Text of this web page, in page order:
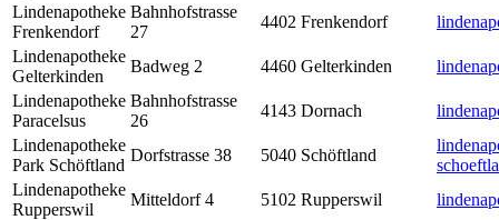
Lindenapotheke
Frenkendorf
Bahnhofstrasse
27
4402 Frenkendorf
Lindenapotheke
Gelterkinden
Badweg 2 4460 Gelterkinden
Lindenapotheke
Paracelsus
Bahnhofstrasse
26
4143 Dornach
Lindenapotheke
Park Schöftland
Dorfstrasse 38 5040 Schöftland
Lindenapotheke
Rupperswil
Mitteldorf 4 5102 Rupperswil